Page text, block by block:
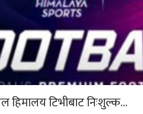
टिभीबाट निःशुल्क…